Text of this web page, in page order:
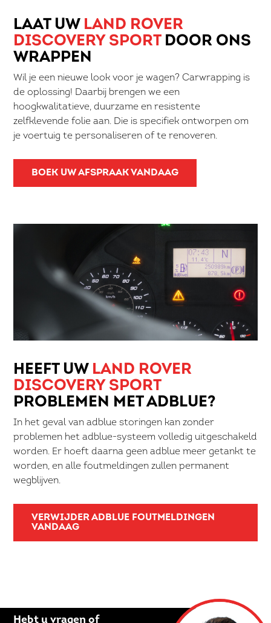
LAAT UW LAND ROVER
DISCOVERY SPORTDOOR ONS
WRAPPEN
Wil je een nieuwe look voor je wagen? Carwrapping is
de oplossing! Daarbij brengen we een
hoogkwalitatieve, duurzame en resistente
zelfklevende folie aan. Die is specifiek ontworpen om
je voertuig te personaliseren of te renoveren.
BOEK UW AFSPRAAK VANDAAG
HEEFT UW LAND ROVER
DISCOVERY SPORT
PROBLEMEN MET ADBLUE?
In het geval van adblue storingen kan zonder
problemen het adblue-systeem volledig uitgeschakeld
worden. Er hoeft daarna geen adblue meer getankt te
worden, en alle foutmeldingen zullen permanent
wegblijven.
VERWIJDER ADBLUE FOUTMELDINGEN
VANDAAG
Hebt u vragen of